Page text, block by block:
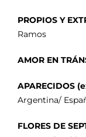
PROPIOS Y
Ramos
AMOR EN
APARECIDOS
Argentina/
FLORES DE